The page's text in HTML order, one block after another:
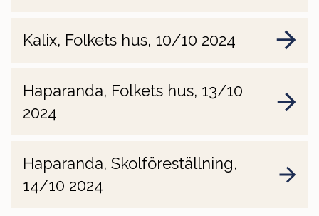
Kalix, Folkets hus, 10/10 2024
Haparanda, Folkets hus, 13/10
2024
Haparanda, Skolföreställning,
14/10 2024